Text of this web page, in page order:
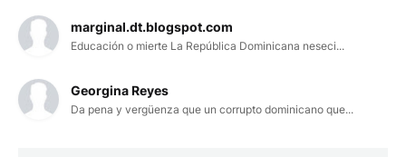
marginal.dt.blogspot.com
Educación o mierte La República Dominicana neseci...
Georgina Reyes
Da pena y vergüenza que un corrupto dominicano que...